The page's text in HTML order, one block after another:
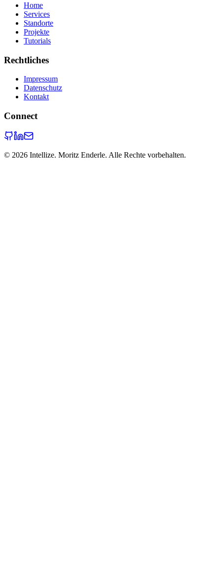
Home
Services
Standorte
Projekte
Tutorials
Rechtliches
Impressum
Datenschutz
Kontakt
Connect
© 2026 Intellize. Moritz Enderle. Alle Rechte vorbehalten.